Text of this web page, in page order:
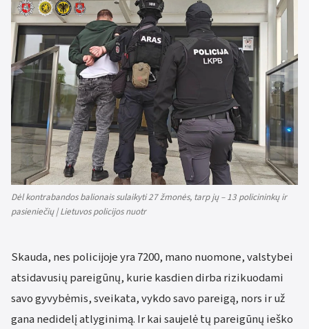
Dėl kontrabandos balionais sulaikyti 27 žmonės, tarp jų – 13 policininkų ir
pasieniečių | Lietuvos policijos nuotr
Skauda, nes policijoje yra 7200, mano nuomone, valstybei
atsidavusių pareigūnų, kurie kasdien dirba rizikuodami
savo gyvybėmis, sveikata, vykdo savo pareigą, nors ir už
gana nedidelį atlyginimą. Ir kai saujelė tų pareigūnų ieško